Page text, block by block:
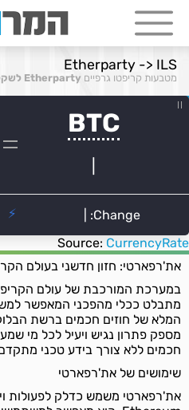
Etherparty -> ILS
מטבעות קריפטו גרפיים Etherparty לשקל
Source: CurrencyRate
את'רפארטי: חזון חדשני בעולם
מתבלט ככלי מהפכני המאפשר
מספק פתרון נגיש ויעיל לכל מי
חכמים ללא צורך בידע טכני
שימושים של את'רפארטי
את'רפארטי משמש כדלק לפעולות